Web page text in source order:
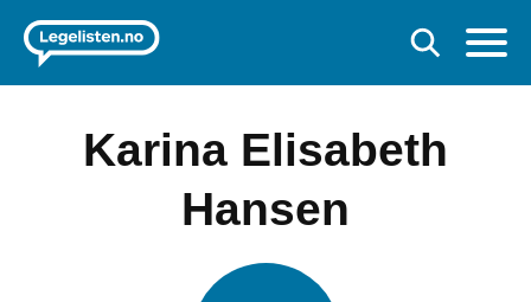
Karina Elisabeth
Hansen